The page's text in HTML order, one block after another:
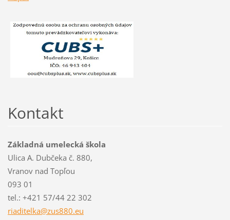
Kontakt
Základná umelecká škola
Ulica A. Dubčeka č. 880,
Vranov nad Topľou
093 01
tel.: +421 57/44 22 302
riaditelka@zus880.eu